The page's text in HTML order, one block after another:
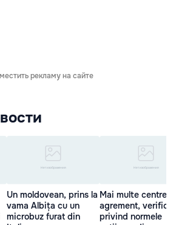
рекламу на сайте
Un moldovean, prins la
vama Albița cu un
microbuz furat din
Mai multe centre
agrement,
privind normele